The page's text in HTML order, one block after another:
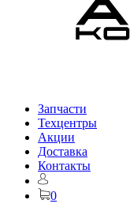
Запчасти
Техцентры
Акции
Доставка
Контакты
0